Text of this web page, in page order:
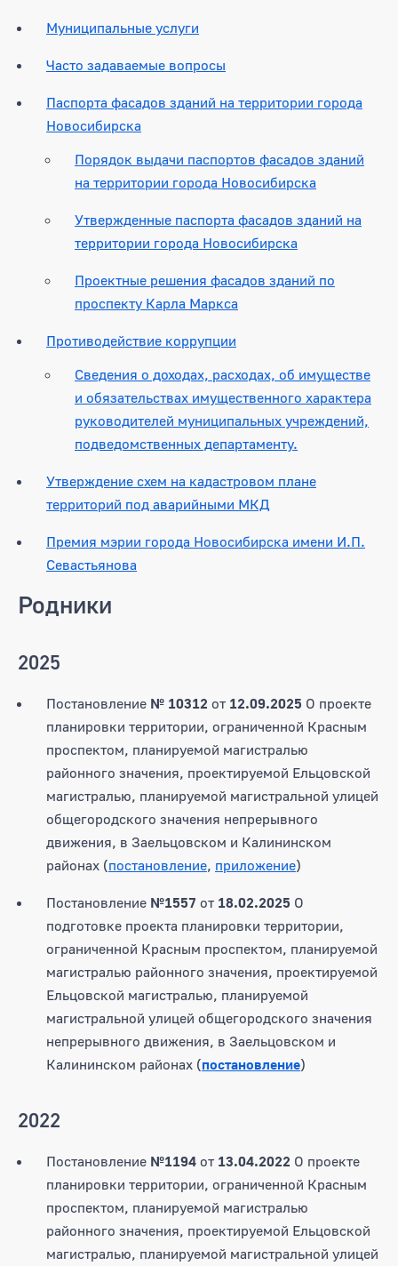
Муниципальные услуги
Часто задаваемые вопросы
Паспорта фасадов зданий на территории города
Новосибирска
Порядок выдачи паспортов фасадов зданий
на территории города Новосибирска
Утвержденные паспорта фасадов зданий на
территории города Новосибирска
Проектные решения фасадов зданий по
проспекту Карла Маркса
Противодействие коррупции
Сведения о доходах, расходах, об имуществе
и обязательствах имущественного характера
руководителей муниципальных учреждений,
подведомственных департаменту.
Утверждение схем на кадастровом плане
территорий под аварийными МКД
Премия мэрии города Новосибирска имени И.П.
Севастьянова
Родники
2025
Постановление № 10312 от 12.09.2025 О проекте
планировки территории, ограниченной Красным
проспектом, планируемой магистралью
районного значения, проектируемой Ельцовской
магистралью, планируемой магистральной улицей
общегородского значения непрерывного
движения, в Заельцовском и Калининском
районах (постановление, приложение)
Постановление №1557 от 18.02.2025 О
подготовке проекта планировки территории,
ограниченной Красным проспектом, планируемой
магистралью районного значения, проектируемой
Ельцовской магистралью, планируемой
магистральной улицей общегородского значения
непрерывного движения, в Заельцовском и
Калининском районах (постановление)
2022
Постановление №1194 от 13.04.2022 О проекте
планировки территории, ограниченной Красным
проспектом, планируемой магистралью
районного значения, проектируемой Ельцовской
магистралью, планируемой магистральной улицей